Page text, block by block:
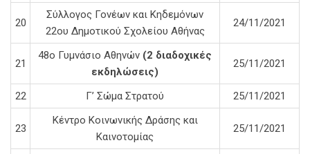
20
Σύλλογος Γονέων και Κηδεμόνων
22ου Δημοτικού Σχολείου Αθήνας
24/11/2021
21
48ο Γυμνάσιο Αθηνών (2 διαδοχικές
εκδηλώσεις)
25/11/2021
22 Γ’ Σώμα Στρατού 25/11/2021
23
Κέντρο Κοινωνικής Δράσης και
Καινοτομίας
25/11/2021